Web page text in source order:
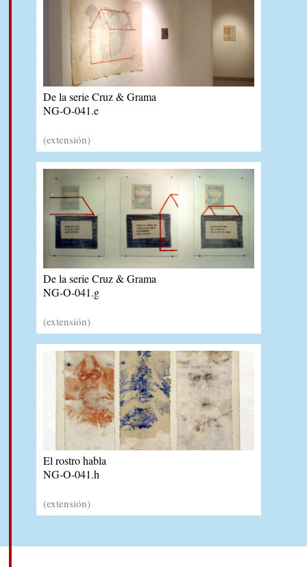
De la serie Cruz & Grama
NG-O-041.e
(extensión)
De la serie Cruz & Grama
NG-O-041.g
(extensión)
El rostro habla
NG-O-041.h
(extensión)